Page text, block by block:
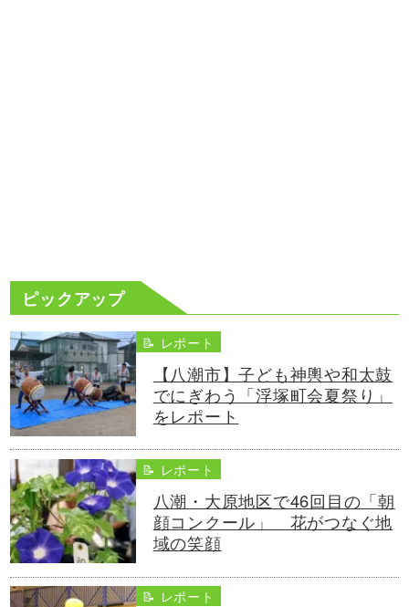
ピックアップ
📝 レポート
【八潮市】子ども神輿や和太鼓
でにぎわう「浮塚町会夏祭り」
をレポート
📝 レポート
八潮・大原地区で46回目の「朝
顔コンクール」 花がつなぐ地
域の笑顔
📝 レポート